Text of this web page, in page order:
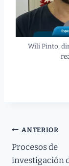
Wili Pinto,
ANTERIOR
Procesos de
investigación